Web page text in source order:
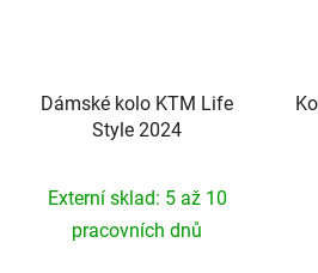
Dámské kolo KTM Life
Style 2024
Externí sklad: 5 až 10
pracovních dnů